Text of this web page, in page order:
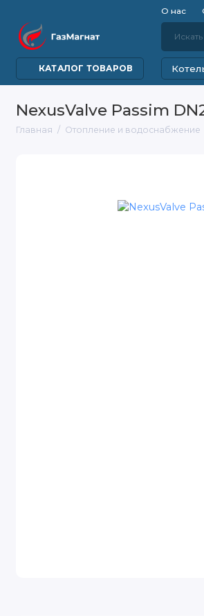
О нас
КАТАЛОГ ТОВАРОВ
NexusValve Passim
Главная Отопление и водоснабжение